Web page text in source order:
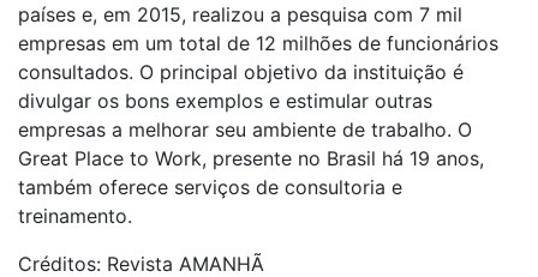
países e, em 2015, realizou a pesquisa com 7 mil
empresas em um total de 12 milhões de funcionários
consultados. O principal objetivo da instituição é
divulgar os bons exemplos e estimular outras
empresas a melhorar seu ambiente de trabalho. O
Great Place to Work, presente no Brasil há 19 anos,
também oferece serviços de consultoria e
treinamento.
Créditos: Revista AMANHÃ